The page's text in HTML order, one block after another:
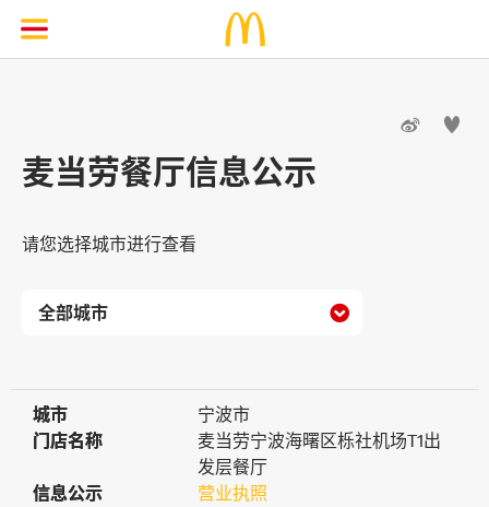
 
麦当劳餐厅信息公示
请您选择城市进行查看

城市
城市
宁波市
门店名称
门店名称
麦当劳宁波海曙区栎社机场T1出
发层餐厅
信息公示
信息公示
营业执照